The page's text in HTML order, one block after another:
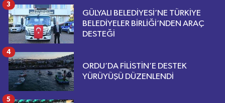
GÜLYALI BELEDİYESİ’NE TÜRKİYE
BELEDİYELER BİRLİĞİ’NDEN ARAÇ
DESTEĞİ
3
ORDU’DA FİLİSTİN’E DESTEK
YÜRÜYÜŞÜ DÜZENLENDİ
4
5